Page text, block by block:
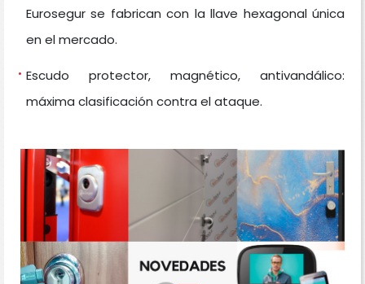
Eurosegur se fabrican con la llave hexagonal única
en el mercado.
Escudo protector, magnético, antivandálico:
máxima clasificación contra el ataque.